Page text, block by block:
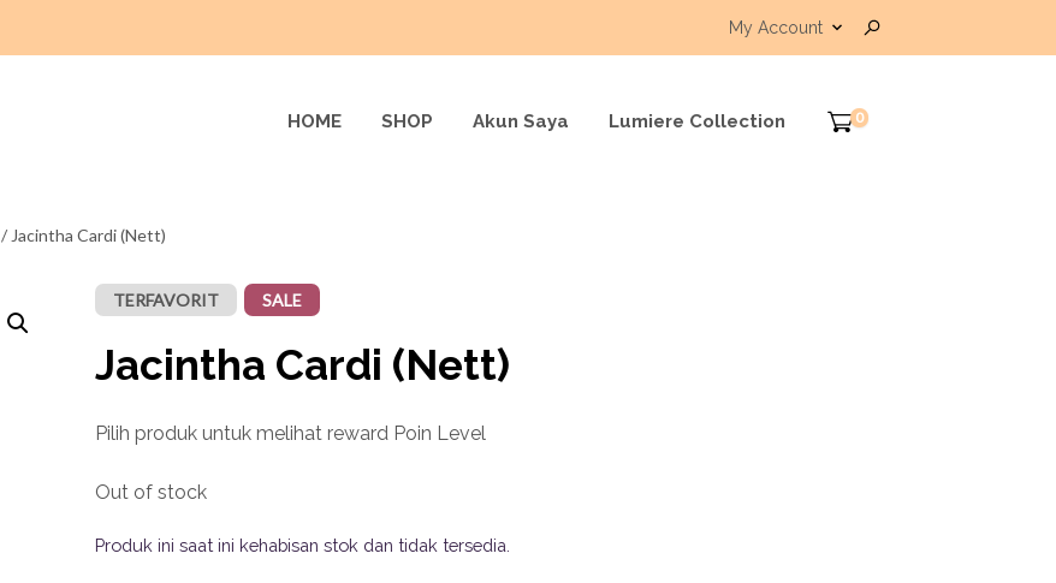
My Account
HOME SHOP Akun Saya Lumiere Collection 0
/ Jacintha Cardi (Nett)
TERFAVORIT SALE
Jacintha Cardi (Nett)
Pilih produk untuk melihat reward Poin Level
Out of stock
Produk ini saat ini kehabisan stok dan tidak tersedia.